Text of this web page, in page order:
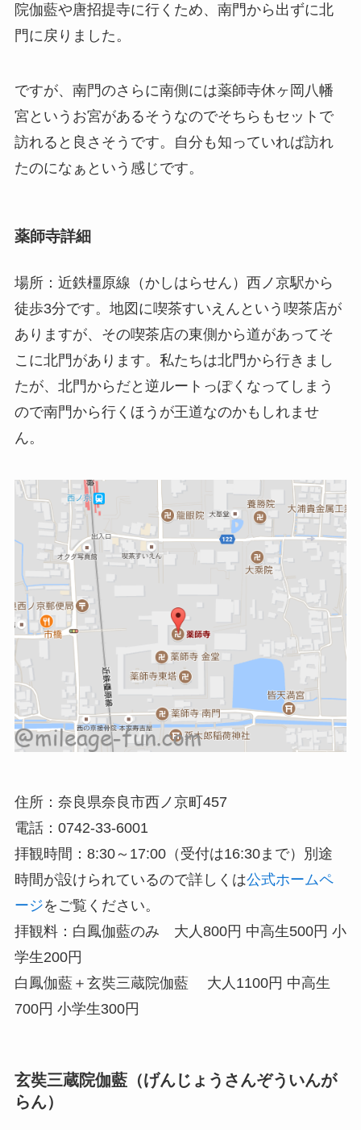
院伽藍や唐招提寺に行くため、南門から出ずに北
門に戻りました。
ですが、南門のさらに南側には薬師寺休ヶ岡八幡
宮というお宮があるそうなのでそちらもセットで
訪れると良さそうです。自分も知っていれば訪れ
たのになぁという感じです。
薬師寺詳細
場所：近鉄橿原線（かしはらせん）西ノ京駅から
徒歩3分です。地図に喫茶すいえんという喫茶店が
ありますが、その喫茶店の東側から道があってそ
こに北門があります。私たちは北門から行きまし
たが、北門からだと逆ルートっぽくなってしまう
ので南門から行くほうが王道なのかもしれませ
ん。
住所：奈良県奈良市西ノ京町457
電話：0742-33-6001
拝観時間：8:30～17:00（受付は16:30まで）別途
時間が設けられているので詳しくは公式ホームペ
ージをご覧ください。
拝観料：白鳳伽藍のみ 大人800円 中高生500円 小
学生200円
白鳳伽藍＋玄奘三蔵院伽藍 大人1100円 中高生
700円 小学生300円
玄奘三蔵院伽藍（げんじょうさんぞういんが
らん）